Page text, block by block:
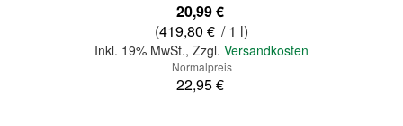
20,99 €
(419,80 € / 1 l)
Inkl. 19% MwSt., Zzgl. Versandkosten
Normalpreis
22,95 €